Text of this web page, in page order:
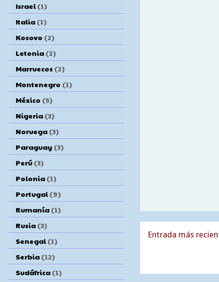
Entrada más
Israel (1)
Italia (1)
Kosovo (2)
Letonia (2)
Marruecos (2)
Montenegro (1)
México (5)
Nigeria (3)
Noruega (3)
Paraguay (3)
Perú (3)
Polonia (1)
Portugal (9)
Rumanía (1)
Rusia (3)
Senegal (1)
Serbia (12)
Sudáfrica (1)